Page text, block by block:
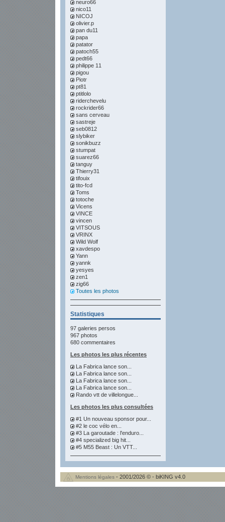
neuro66
nico11
NICOJ
olivier.p
pan du11
papa
patator
patoch55
pedt66
philippe 11
pigou
Piotr
pt81
ptitlolo
riderchevelu
rockrider66
sans cerveau
sastreje
seb0812
slybiker
sonikbuzz
stumpat
suarez66
tanguy
Thierry31
tifouix
tito-fcd
Toms
totoche
Vicens
VINCE
vincen
VITSOUS
VRINX
Wild Wolf
xavdespo
Yann
yannk
yesyes
zen1
zig66
Toutes les photos
Statistiques
97 galeries persos
967 photos
680 commentaires
Les photos les plus récentes
La Fabrica lance son...
La Fabrica lance son...
La Fabrica lance son...
La Fabrica lance son...
Rando vtt de villelongue...
Les photos les plus consultées
#1 Un nouveau sponsor pour...
#2 le coc vélo en...
#3 La garoutade : l'enduro...
#4 specialized big hit...
#5 M55 Beast : Un VTT...
Mentions légales - 2001/2026 © - biKING v4.0